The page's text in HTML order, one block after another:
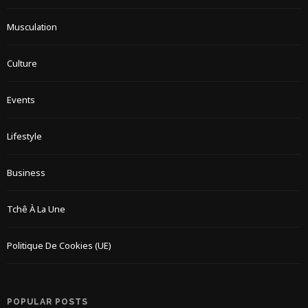
Musculation
Culture
Events
Lifestyle
Business
Tchê À La Une
Politique De Cookies (UE)
POPULAR POSTS